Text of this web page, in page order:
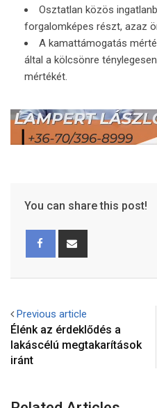
Osztatlan közös
forgalomképes részt, azaz
A kamattámogatás
által a kölcsönre
mértékét.
You can share this post!
Previous article
Élénk az érdeklődés a
lakáscélú megtakarítások
iránt